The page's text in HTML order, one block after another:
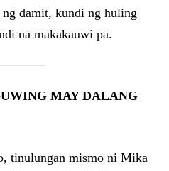
damit, kundi ng huling
na makakauwi pa.
MAY DALANG
tinulungan mismo ni Mika